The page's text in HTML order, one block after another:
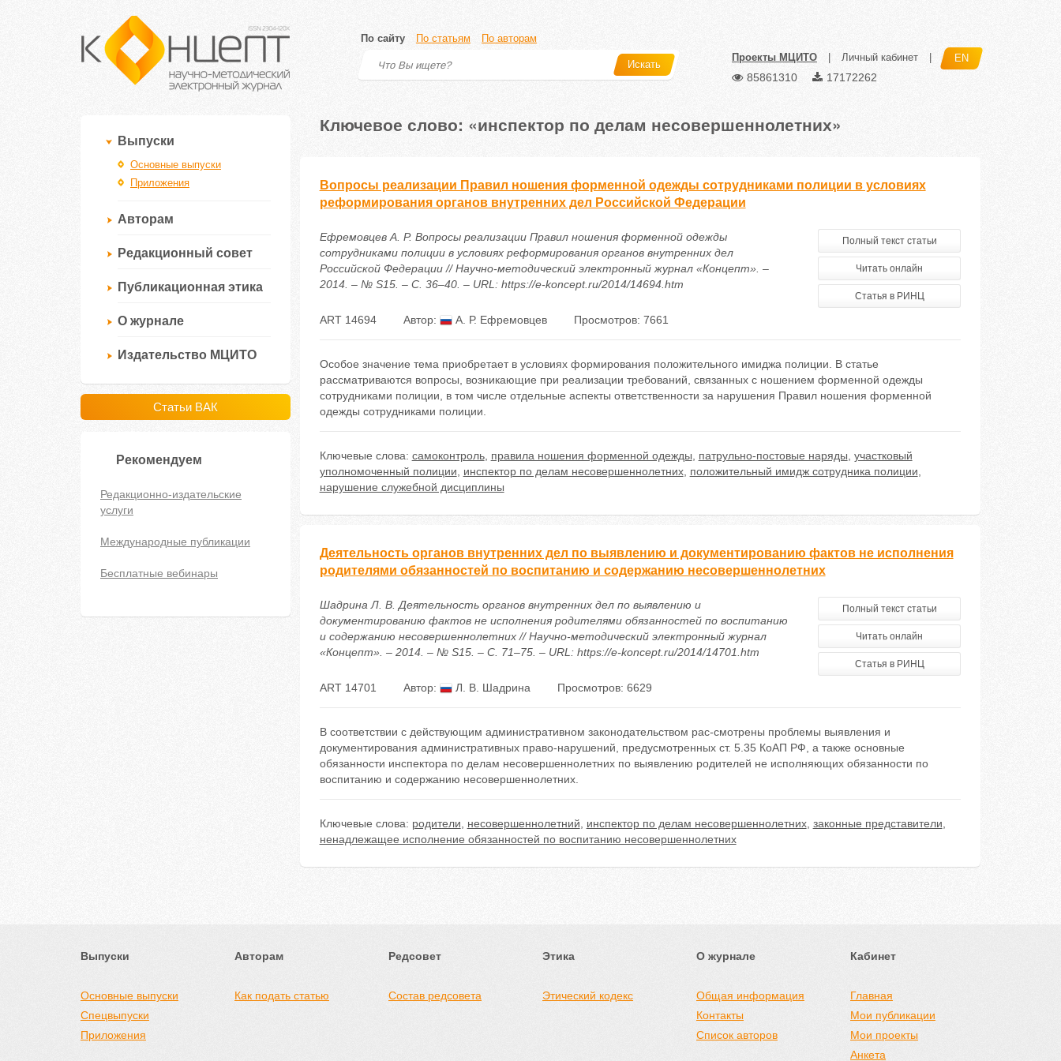
По сайту По статьям По авторам
Искать
Проекты МЦИТО Личный кабинет EN
85861310 17172262
Выпуски
Основные выпуски
Приложения
Авторам
Редакционный совет
Публикационная этика
О журнале
Издательство МЦИТО
Статьи ВАК
Рекомендуем
Редакционно-издательские
услуги
Международные публикации
Бесплатные вебинары
Ключевое слово: «инспектор по делам несовершеннолетних»
Вопросы реализации Правил ношения форменной одежды сотрудниками полиции в условиях
реформирования органов внутренних дел Российской Федерации
Ефремовцев А. Р. Вопросы реализации Правил ношения форменной одежды
сотрудниками полиции в условиях реформирования органов внутренних дел
Российской Федерации // Научно-методический электронный журнал «Концепт». –
2014. – № S15. – С. 36–40. – URL: https://e-koncept.ru/2014/14694.htm
Полный текст статьи
Читать онлайн
Статья в РИНЦ
ART 14694 Автор: А. Р. Ефремовцев Просмотров: 7661
Особое значение тема приобретает в условиях формирования положительного имиджа полиции. В статье
рассматриваются вопросы, возникающие при реализации требований, связанных с ношением форменной одежды
сотрудниками полиции, в том числе отдельные аспекты ответственности за нарушения Правил ношения форменной
одежды сотрудниками полиции.
Ключевые слова: самоконтроль, правила ношения форменной одежды патрульно-постовые наряды участковый
уполномоченный полиции
инспектор по делам несовершеннолетних, положительный имидж сотрудника полиции
нарушение служебной дисциплины
Деятельность органов внутренних дел по выявлению и документированию фактов не исполнения
родителями обязанностей по воспитанию и содержанию несовершеннолетних
Шадрина Л. В. Деятельность органов внутренних дел по выявлению и
документированию фактов не исполнения родителями обязанностей по воспитанию
и содержанию несовершеннолетних // Научно-методический электронный журнал
«Концепт». – 2014. – № S15. – С. 71–75. – URL: https://e-koncept.ru/2014/14701.htm
Полный текст статьи
Читать онлайн
Статья в РИНЦ
ART 14701 Автор: Л. В. Шадрина Просмотров: 6629
В соответствии с действующим административном законодательством рас-смотрены проблемы выявления и
документирования административных право-нарушений, предусмотренных ст. 5.35 КоАП РФ, а также основные
обязанности инспектора по делам несовершеннолетних по выявлению родителей не исполняющих обязанности по
воспитанию и содержанию несовершеннолетних.
Ключевые слова: родители несовершеннолетний инспектор по делам несовершеннолетних, законные представители
ненадлежащее исполнение обязанностей по воспитанию несовершеннолетних
Выпуски
Основные выпуски
Спецвыпуски
Приложения
Авторам
Как подать статью
Редсовет
Состав редсовета
Этика
Этический кодекс
О журнале
Общая информация
Контакты
Список авторов
Кабинет
Главная
Мои публикации
Мои проекты
Анкета